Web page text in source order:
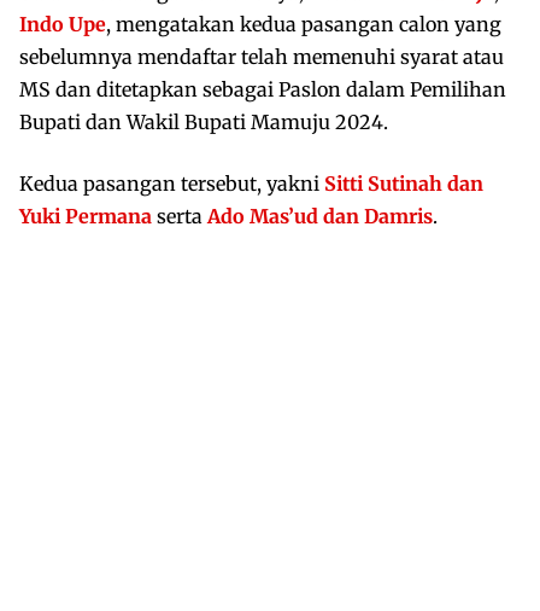
Indo Upe, mengatakan kedua pasangan calon yang
sebelumnya mendaftar telah memenuhi syarat atau
MS dan ditetapkan sebagai Paslon dalam Pemilihan
Bupati dan Wakil Bupati Mamuju 2024.
Kedua pasangan tersebut, yakni Sitti Sutinah dan
Yuki Permana serta Ado Mas’ud dan Damris.